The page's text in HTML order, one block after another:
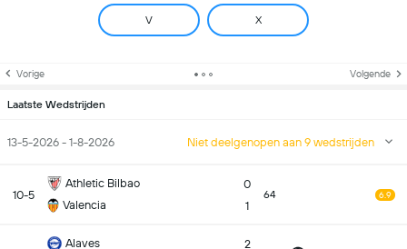
V X
Vorige Volgende
Laatste Wedstrijden
13-5-2026 - 1-8-2026 Niet deelgenopen aan 9 wedstrijden
10-5
Athletic Bilbao
Valencia
0
1
64 6.9
Alaves
2